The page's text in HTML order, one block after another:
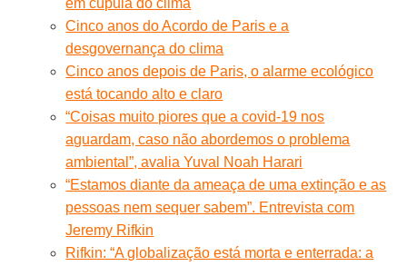
Cinco anos do Acordo de Paris e a
desgovernança do clima
Cinco anos depois de Paris, o alarme ecológico
está tocando alto e claro
“Coisas muito piores que a covid-19 nos
aguardam, caso não abordemos o problema
ambiental”, avalia Yuval Noah Harari
“Estamos diante da ameaça de uma extinção e as
pessoas nem sequer sabem”. Entrevista com
Jeremy Rifkin
Rifkin: “A globalização está morta e enterrada: a